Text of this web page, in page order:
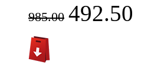
985.00 492.50